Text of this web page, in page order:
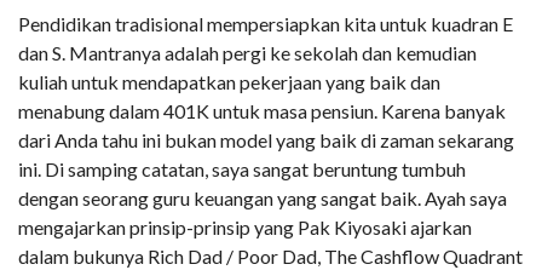
Pendidikan tradisional mempersiapkan kita untuk kuadran E
dan S. Mantranya adalah pergi ke sekolah dan kemudian
kuliah untuk mendapatkan pekerjaan yang baik dan
menabung dalam 401K untuk masa pensiun. Karena banyak
dari Anda tahu ini bukan model yang baik di zaman sekarang
ini. Di samping catatan, saya sangat beruntung tumbuh
dengan seorang guru keuangan yang sangat baik. Ayah saya
mengajarkan prinsip-prinsip yang Pak Kiyosaki ajarkan
dalam bukunya Rich Dad / Poor Dad, The Cashflow Quadrant